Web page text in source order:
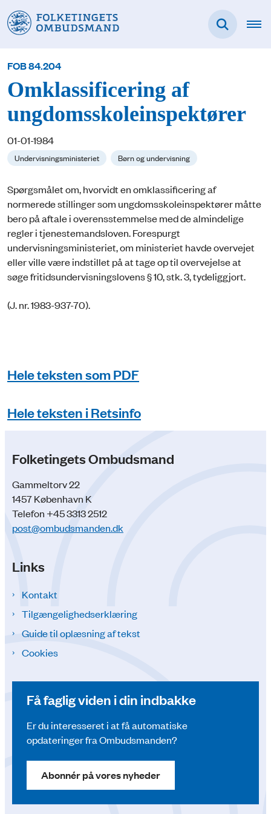
FOB 84.204
Omklassificering af
ungdomsskoleinspektører
01-01-1984
Undervisningsministeriet Børn og undervisning
Spørgsmålet om, hvorvidt en omklassificering af
normerede stillinger som ungdomsskoleinspektører måtte
bero på aftale i overensstemmelse med de almindelige
regler i tjenestemandsloven. Forespurgt
undervisningsministeriet, om ministeriet havde overvejet
eller ville være indstillet på at tage op til overvejelse at
søge fritidsundervisningslovens § 10, stk. 3, tydeliggjort.
(J. nr. 1983-937-70).
Hele teksten som PDF
Hele teksten i Retsinfo
Folketingets Ombudsmand
Gammeltorv 22
1457 København K
Telefon +45 3313 2512
post@ombudsmanden.dk
Links
Kontakt
Tilgængelighedserklæring
Guide til oplæsning af tekst
Cookies
Få faglig viden i din indbakke
Er du interesseret i at få automatiske
opdateringer fra Ombudsmanden?
Abonnér på vores nyheder